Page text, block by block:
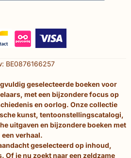
BE0876166257
geselecteerde boeken voor
met een bijzondere focus op
en oorlog. Onze collectie
kunst, tentoonstellingscatalogi,
uitgaven en bijzondere boeken met
een verhaal.
geselecteerd op inhoud,
Of je nu zoekt naar een zeldzame